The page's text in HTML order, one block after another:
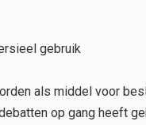
gebruik
als middel voor
op gang heeft